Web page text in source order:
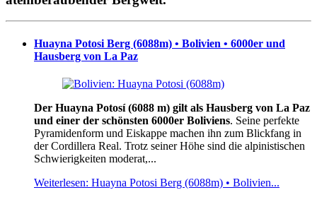
Huayna Potosi Berg (6088m) • Bolivien • 6000er und
Hausberg von La Paz
Der Huayna Potosí (6088 m) gilt als Hausberg von La Paz
und einer der schönsten 6000er Boliviens. Seine perfekte
Pyramidenform und Eiskappe machen ihn zum Blickfang in
der Cordillera Real. Trotz seiner Höhe sind die alpinistischen
Schwierigkeiten moderat,...
Weiterlesen: Huayna Potosi Berg (6088m) • Bolivien...